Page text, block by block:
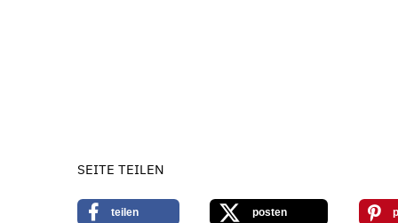
SEITE TEILEN
teilen posten